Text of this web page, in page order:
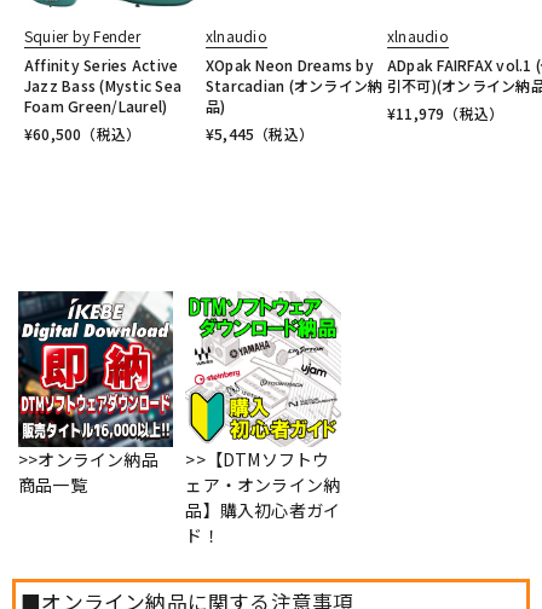
Squier by Fender
Affinity Series Active
Jazz Bass (Mystic Sea
Foam Green/Laurel)
¥60,500 （税込）
xlnaudio
XOpak Neon Dreams by
Starcadian (オンライン納
品)
¥5,445 （税込）
xlnaudio
ADpak FAIRFAX vol.1
引不可)(オンライン納
¥11,979 （税込）
>>オンライン納品
商品一覧
>>【DTMソフトウ
ェア・オンライン納
品】購入初心者ガイ
ド！
■オンライン納品に関する注意事項